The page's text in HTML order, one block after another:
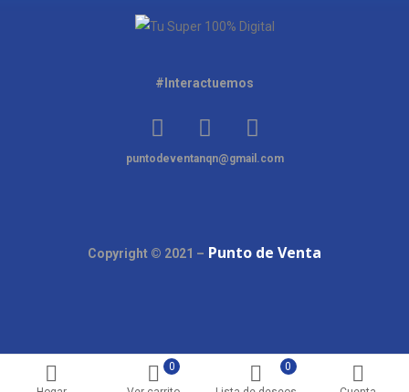
0
0
#Interactuemos
puntodeventanqn@gmail.com
Copyright © 2021 – Punto de Venta